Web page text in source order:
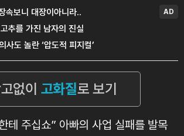
테 주십쇼” 아빠의 사업 실패를 발목